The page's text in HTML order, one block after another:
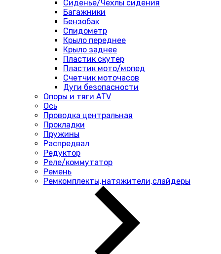
Сиденье/Чехлы сидения
Багажники
Бензобак
Спидометр
Крыло переднее
Крыло заднее
Пластик скутер
Пластик мото/мопед
Счетчик моточасов
Дуги безопасности
Опоры и тяги ATV
Ось
Проводка центральная
Прокладки
Пружины
Распредвал
Редуктор
Реле/коммутатор
Ремень
Ремкомплекты,натяжители,слайдеры